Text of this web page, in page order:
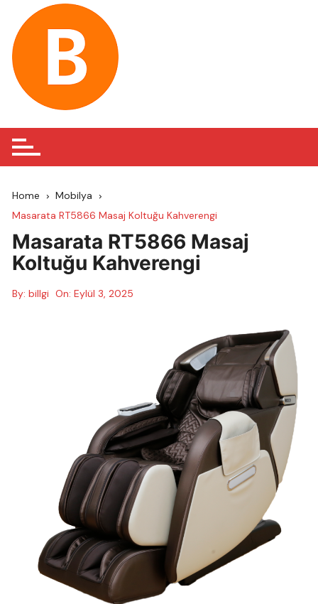
content
Home
Mobilya
Masarata RT5866 Masaj Koltuğu Kahverengi
Masarata RT5866 Masaj
Koltuğu Kahverengi
By: billgi On:Eylül 3, 2025